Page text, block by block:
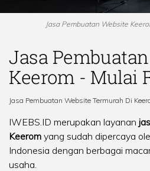
Jasa Pembuatan Website
Jasa
Keerom - Mulai
Jasa Pembuatan Website Termurah Di
IWEBS.ID merupakan layanan
Keerom yang sudah dipercaya
Indonesia dengan berbagai
usaha.